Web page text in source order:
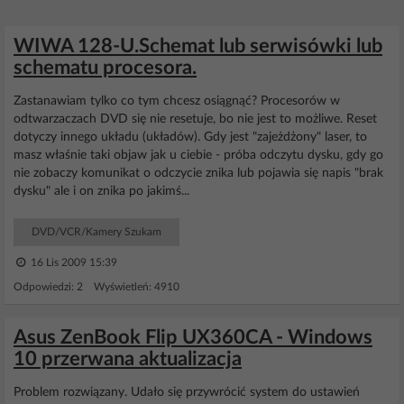
WIWA 128-U.Schemat lub serwisówki lub
schematu procesora.
Zastanawiam tylko co tym chcesz osiągnąć? Procesorów w
odtwarzaczach DVD się nie resetuje, bo nie jest to możliwe. Reset
dotyczy innego układu (układów). Gdy jest "zajeżdżony" laser, to
masz właśnie taki objaw jak u ciebie - próba odczytu dysku, gdy go
nie zobaczy komunikat o odczycie znika lub pojawia się napis "brak
dysku" ale i on znika po jakimś...
DVD/VCR/Kamery Szukam
16 Lis 2009 15:39
Odpowiedzi: 2 Wyświetleń: 4910
Asus ZenBook Flip UX360CA - Windows
10 przerwana aktualizacja
Problem rozwiązany. Udało się przywrócić system do ustawień